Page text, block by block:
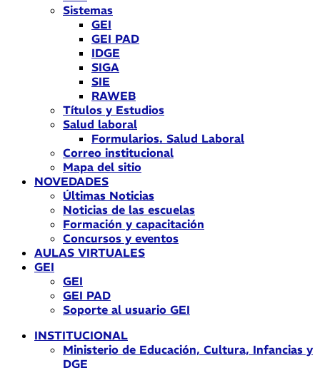
Sistemas
GEI
GEI PAD
IDGE
SIGA
SIE
RAWEB
Títulos y Estudios
Salud laboral
Formularios. Salud Laboral
Correo institucional
Mapa del sitio
NOVEDADES
Últimas Noticias
Noticias de las escuelas
Formación y capacitación
Concursos y eventos
AULAS VIRTUALES
GEI
GEI
GEI PAD
Soporte al usuario GEI
INSTITUCIONAL
Ministerio de Educación, Cultura, Infancias y
DGE